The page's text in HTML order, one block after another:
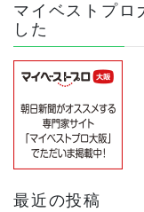
マイベストプロ
した
最近の投稿